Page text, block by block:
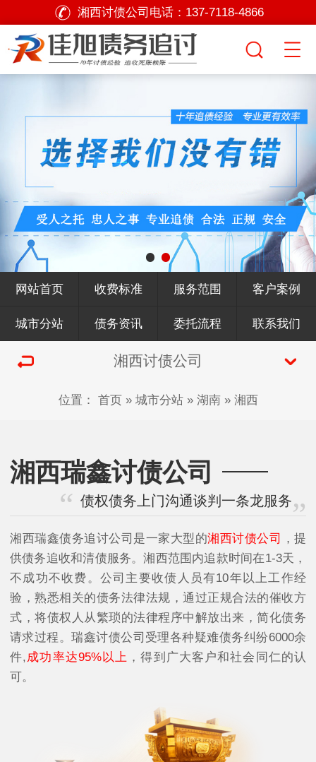
湘西讨债公司电话： 137-7118-4866
网站首页 收费标准 服务范围 客户案例
城市分站 债务资讯 委托流程 联系我们
湘西讨债公司
位置： 首页» 城市分站» 湖南» 湘西
湘西瑞鑫讨债公司
债权债务上门沟通谈判一条龙服务
湘西瑞鑫债务追讨公司是一家大型的湘西讨债公司
，提
供债务追收和清债服务。湘西范围内追款时间在1-3天，
不成功不收费。公司主要收债人员有10年以上工作经
验，熟悉相关的债务法律法规，通过正规合法的催收方
式，将债权人从繁琐的法律程序中解放出来，简化债务
请求过程。瑞鑫讨债公司受理各种疑难债务纠纷6000余
件, 成功率达95%以上 ，得到广大客户和社会同仁的认
可。